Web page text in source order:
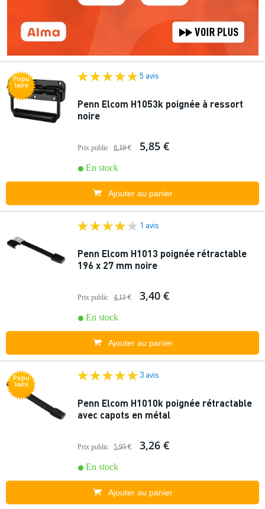
Popu
laire
5 avis
Penn Elcom H1053k poignée à ressort
noire
Prix public 8,10 € 5,85 €
En stock
Ajouter au panier
1 avis
Penn Elcom H1013 poignée rétractable
196 x 27 mm noire
Prix public 4,11 € 3,40 €
En stock
Ajouter au panier
Popu
laire
3 avis
Penn Elcom H1010k poignée rétractable
avec capots en métal
Prix public 5,95 € 3,26 €
En stock
Ajouter au panier